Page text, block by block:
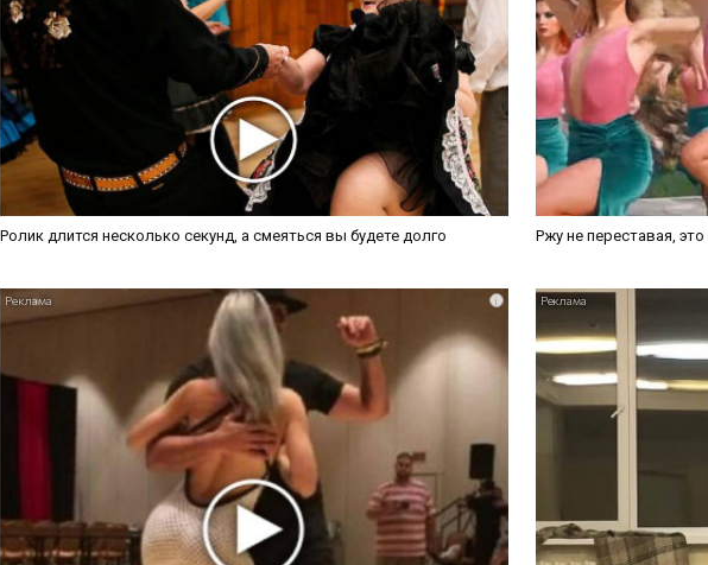
Ролик длится несколько секунд, а смеяться вы будете долго Ржу не переставая,
i